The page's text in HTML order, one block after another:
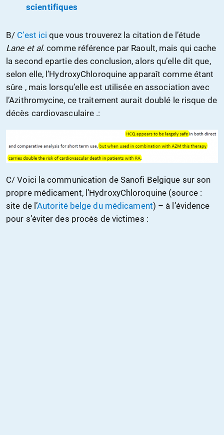
scientifiques
B/ C’est ici que vous trouverez la citation de l’étude
Lane et al. comme référence par Raoult, mais qui cache
la second epartie des conclusion, alors qu’elle dit que,
selon elle, l’HydroxyChloroquine apparaît comme étant
sûre , mais lorsqu’elle est utilisée en association avec
l’Azithromycine, ce traitement aurait doublé le risque de
décès cardiovasculaire .:
C/ Voici la communication de Sanofi Belgique sur son
propre médicament, l’HydroxyChloroquine (source :
site de l’Autorité belge du médicament) – à l’évidence
pour s’éviter des procès de victimes :